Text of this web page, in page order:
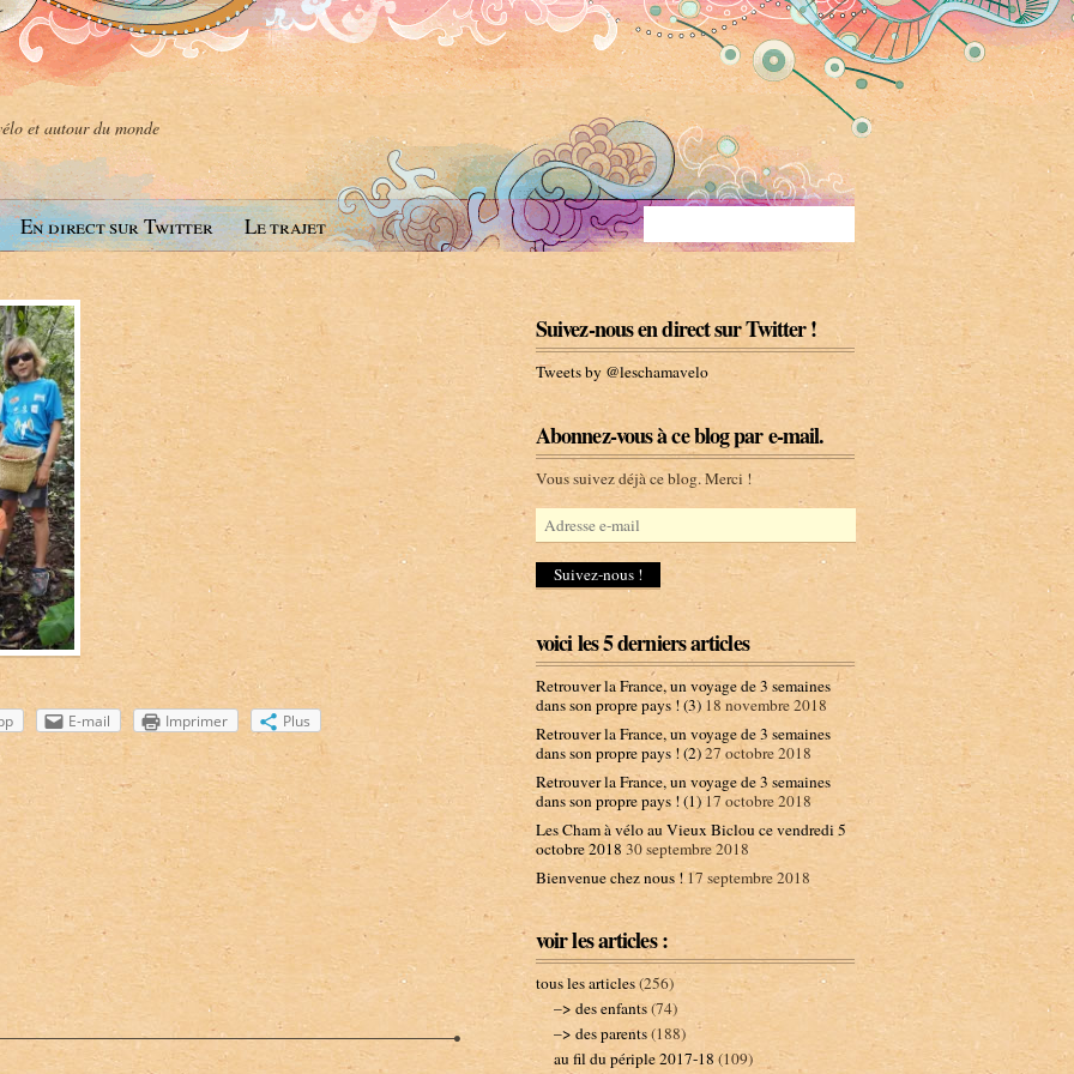
et autour du monde
En direct sur Twitter Le trajet
E-mail Imprimer Plus
Suivez-nous en direct sur Twitter !
Tweets by @leschamavelo
Abonnez-vous à ce blog par e-mail.
Vous suivez déjà ce blog. Merci !
d
r
e
e
e
-
m
a
i
l
voici les 5 derniers articles
Retrouver la France, un voyage de 3 semaines
dans son propre pays ! (3) 18 novembre 2018
Retrouver la France, un voyage de 3 semaines
dans son propre pays ! (2)27 octobre 2018
Retrouver la France, un voyage de 3 semaines
dans son propre pays ! (1) 17 octobre 2018
Les Cham à vélo au Vieux Biclou ce vendredi 5
octobre 2018 30 septembre 2018
Bienvenue chez nous ! 17 septembre 2018
voir les articles :
tous les articles(256)
–> des enfants(74)
–> des parents(188)
au fil du périple 2017-18 (109)